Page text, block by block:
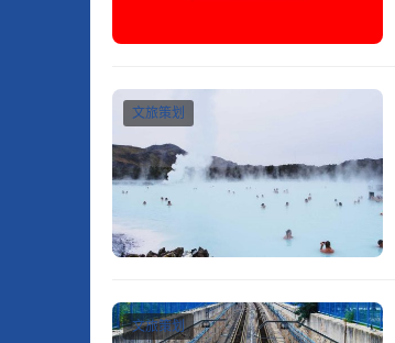
文旅策划
文旅策划